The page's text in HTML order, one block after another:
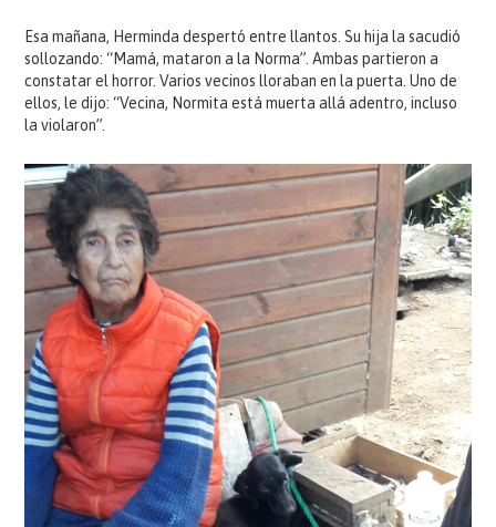
Esa mañana, Herminda despertó entre llantos. Su hija la sacudió
sollozando: “Mamá, mataron a la Norma”. Ambas partieron a
constatar el horror. Varios vecinos lloraban en la puerta. Uno de
ellos, le dijo: “Vecina, Normita está muerta allá adentro, incluso
la violaron”.